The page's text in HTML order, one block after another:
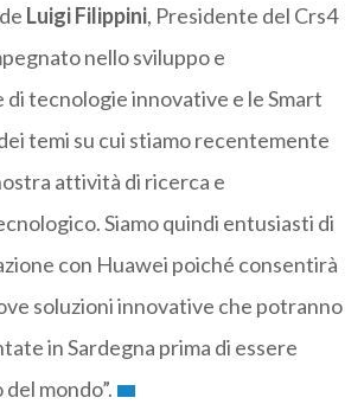
LuigiFilippini, Presidente del Crs4
nello sviluppo e
di tecnologie innovative e le Smart
temi su cui stiamo recentemente
attività di ricerca e
Siamo quindi entusiasti di
con Huawei poiché consentirà
soluzioni innovative che potranno
in Sardegna prima di essere
mondo”.